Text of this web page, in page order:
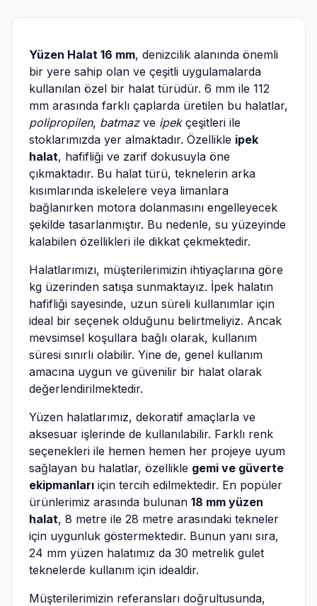
Yüzen Halat 16 mm, denizcilik alanında önemli
bir yere sahip olan ve çeşitli uygulamalarda
kullanılan özel bir halat türüdür. 6 mm ile 112
mm arasında farklı çaplarda üretilen bu halatlar,
polipropilen, batmazve ipekçeşitleri ile
stoklarımızda yer almaktadır. Özellikle ipek
halat, hafifliği ve zarif dokusuyla öne
çıkmaktadır. Bu halat türü, teknelerin arka
kısımlarında iskelelere veya limanlara
bağlanırken motora dolanmasını engelleyecek
şekilde tasarlanmıştır. Bu nedenle, su yüzeyinde
kalabilen özellikleri ile dikkat çekmektedir.
Halatlarımızı, müşterilerimizin ihtiyaçlarına göre
kg üzerinden satışa sunmaktayız. İpek halatın
hafifliği sayesinde, uzun süreli kullanımlar için
ideal bir seçenek olduğunu belirtmeliyiz. Ancak
mevsimsel koşullara bağlı olarak, kullanım
süresi sınırlı olabilir. Yine de, genel kullanım
amacına uygun ve güvenilir bir halat olarak
değerlendirilmektedir.
Yüzen halatlarımız, dekoratif amaçlarla ve
aksesuar işlerinde de kullanılabilir. Farklı renk
seçenekleri ile hemen hemen her projeye uyum
sağlayan bu halatlar, özellikle gemi ve güverte
ekipmanları için tercih edilmektedir. En popüler
ürünlerimiz arasında bulunan 18 mm yüzen
halat, 8 metre ile 28 metre arasındaki tekneler
için uygunluk göstermektedir. Bunun yanı sıra,
24 mm yüzen halatımız da 30 metrelik gulet
teknelerde kullanım için idealdir.
Müşterilerimizin referansları doğrultusunda,